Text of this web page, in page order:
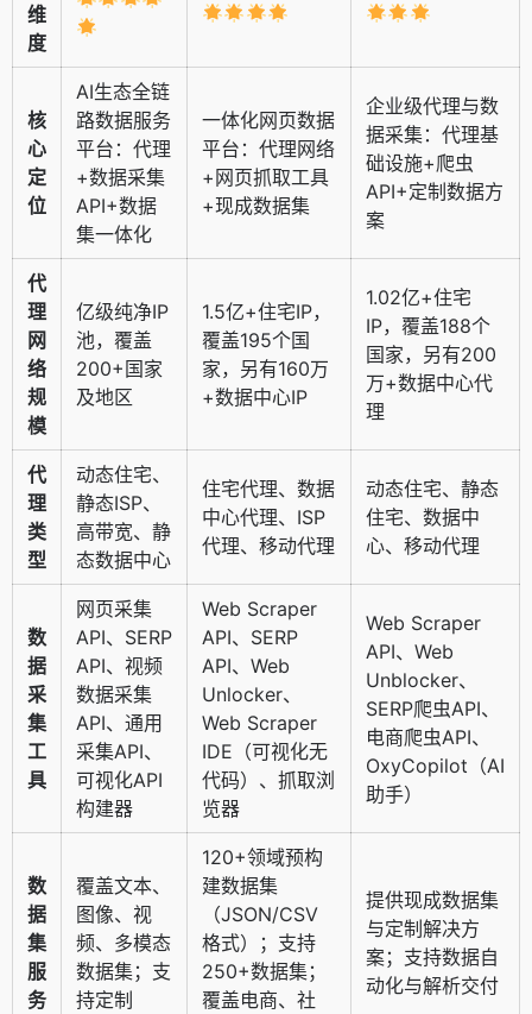
维
度
核
心
定
位
AI生态全链
路数据服务
平台：代理
+数据采集
API+数据
集一体化
一体化网页数据
平台：代理网络
+网页抓取工具
+现成数据集
企业级代理与数
据采集：代理基
础设施+爬虫
API+定制数据方
案
代
理
网
络
规
模
亿级纯净IP
池，覆盖
200+国家
及地区
1.5亿+住宅IP，
覆盖195个国
家，另有160万
+数据中心IP
1.02亿+住宅
IP，覆盖188个
国家，另有200
万+数据中心代
理
代
理
类
型
动态住宅、
静态ISP、
高带宽、静
态数据中心
住宅代理、数据
中心代理、ISP
代理、移动代理
动态住宅、静态
住宅、数据中
心、移动代理
数
据
采
集
工
具
网页采集
API、SERP
API、视频
数据采集
API、通用
采集API、
可视化API
构建器
Web Scraper
API、SERP
API、Web
Unlocker、
Web Scraper
IDE（可视化无
代码）、抓取浏
览器
Web Scraper
API、Web
Unblocker、
SERP爬虫API、
电商爬虫API、
OxyCopilot（AI
助手）
数
据
集
服
务
覆盖文本、
图像、视
频、多模态
数据集；支
持定制
120+领域预构
建数据集
（JSON/CSV
格式）；支持
250+数据集；
覆盖电商、社
提供现成数据集
与定制解决方
案；支持数据自
动化与解析交付